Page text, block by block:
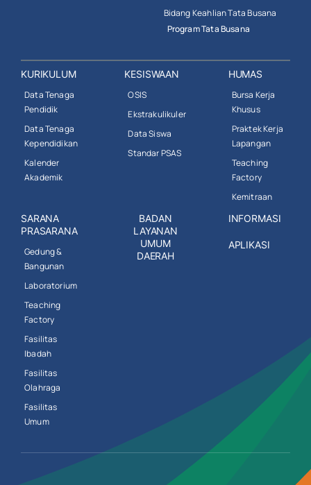
Bidang Keahlian Tata Busana
Program Tata Busana
KURIKULUM
Data Tenaga
Pendidik
Data Tenaga
Kependidikan
Kalender
Akademik
KESISWAAN
OSIS
Ekstrakulikuler
Data Siswa
Standar PSAS
HUMAS
Bursa Kerja
Khusus
Praktek Kerja
Lapangan
Teaching
Factory
Kemitraan
SARANA
PRASARANA
Gedung &
Bangunan
Laboratorium
Teaching
Factory
Fasilitas
Ibadah
Fasilitas
Olahraga
Fasilitas
Umum
BADAN
LAYANAN
UMUM
DAERAH
INFORMASI
APLIKASI